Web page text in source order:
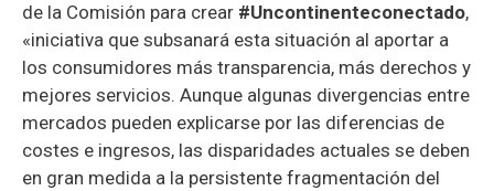
de la Comisión para crear #Uncontinenteconectado,
«iniciativa que subsanará esta situación al aportar a
los consumidores más transparencia, más derechos y
mejores servicios. Aunque algunas divergencias entre
mercados pueden explicarse por las diferencias de
costes e ingresos, las disparidades actuales se deben
en gran medida a la persistente fragmentación del